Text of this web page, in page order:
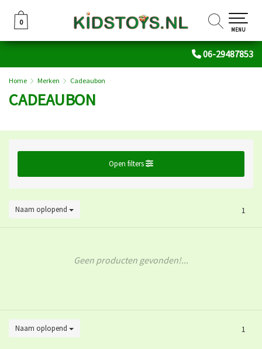
06-29487853
0
0
MENU
Home Merken Cadeaubon
CADEAUBON
Open filters
Naam oplopend 1
Geen producten gevonden!...
Naam oplopend 1